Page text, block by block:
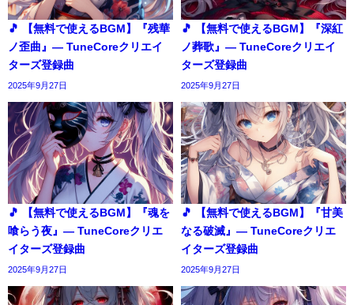
🎵 【無料で使えるBGM】『残華
ノ歪曲』― TuneCoreクリエイ
ターズ登録曲
2025年9月27日
🎵 【無料で使えるBGM】『深紅
ノ葬歌』― TuneCoreクリエイ
ターズ登録曲
2025年9月27日
🎵 【無料で使えるBGM】『魂を
喰らう夜』― TuneCoreクリエ
イターズ登録曲
2025年9月27日
🎵 【無料で使えるBGM】『甘美
なる破滅』― TuneCoreクリエ
イターズ登録曲
2025年9月27日